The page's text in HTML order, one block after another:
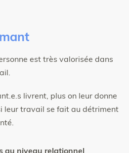
est très valorisée dans
livrent, plus on leur donne
leur travail se fait au détriment